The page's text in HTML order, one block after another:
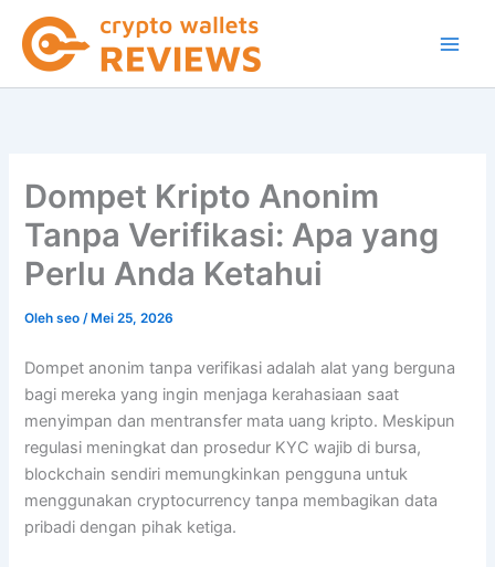
Lewati
konten
Dompet Kripto Anonim
Tanpa Verifikasi: Apa yang
Perlu Anda Ketahui
Olehseo/ Mei 25, 2026
Dompet anonim tanpa verifikasi adalah alat yang berguna
bagi mereka yang ingin menjaga kerahasiaan saat
menyimpan dan mentransfer mata uang kripto. Meskipun
regulasi meningkat dan prosedur KYC wajib di bursa,
blockchain sendiri memungkinkan pengguna untuk
menggunakan cryptocurrency tanpa membagikan data
pribadi dengan pihak ketiga.